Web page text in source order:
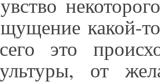
какой-
это
от